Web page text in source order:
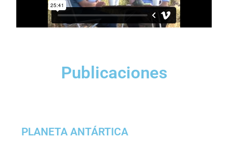
Publicaciones
PLANETA ANTÁRTICA